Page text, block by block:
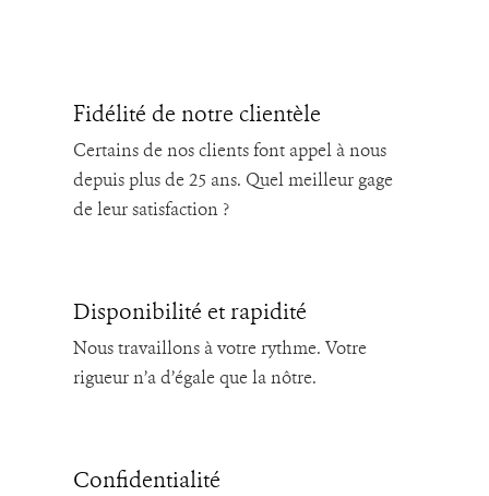
Fidélité de notre clientèle
Certains de nos clients font appel à nous
depuis plus de 25 ans. Quel meilleur gage
de leur satisfaction ?
Disponibilité et rapidité
Nous travaillons à votre rythme. Votre
rigueur n’a d’égale que la nôtre.
Confidentialité